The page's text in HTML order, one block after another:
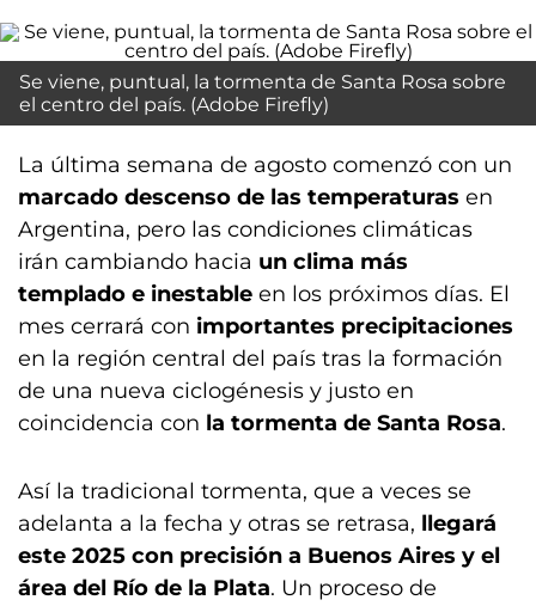
Se viene, puntual, la tormenta de Santa Rosa sobre
el centro del país. (Adobe Firefly)
La última semana de agosto comenzó con un
marcado descenso de las temperaturas en
Argentina, pero las condiciones climáticas
irán cambiando hacia un clima más
templado e inestable en los próximos días. El
mes cerrará con importantes precipitaciones
en la región central del país tras la formación
de una nueva ciclogénesis y justo en
coincidencia con la tormenta de Santa Rosa.
Así la tradicional tormenta, que a veces se
adelanta a la fecha y otras se retrasa, llegará
este 2025 con precisión a Buenos Aires y el
área del Río de la Plata. Un proceso de